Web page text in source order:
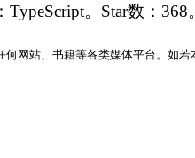
。Star数：
网站、书籍等各类媒体平台。如